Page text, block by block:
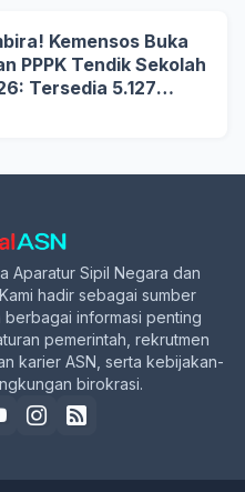
Kemensos Buka
PPPK Tendik Sekolah
Tersedia 5.127
Syarat dan
Aparatur Sipil Negara dan
hadir sebagai sumber
informasi penting
pemerintah, rekrutmen
karier ASN, serta kebijakan-
birokrasi.